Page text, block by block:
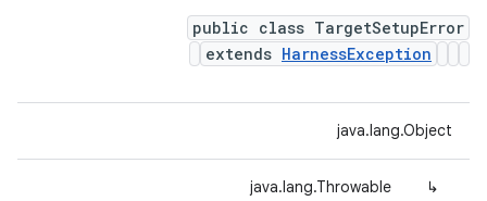
public class TargetSetupError
extends HarnessException
java.lang.Object
↳
java.lang.Throwable